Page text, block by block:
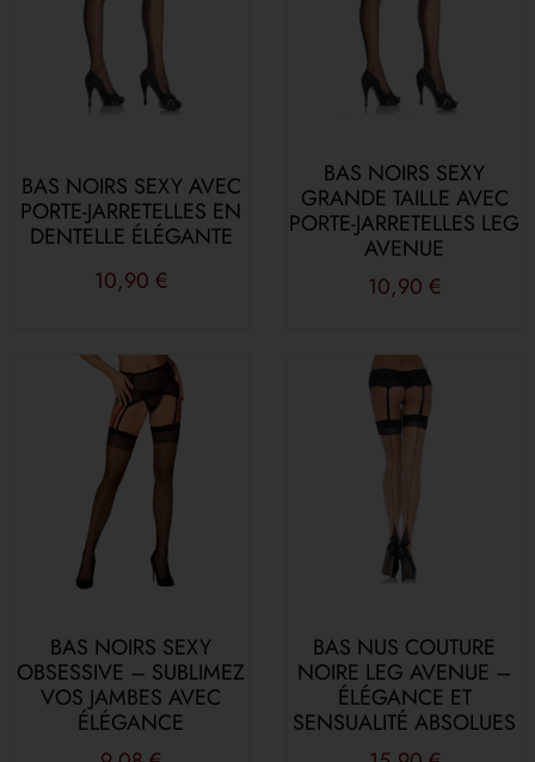
BAS NOIRS SEXY AVEC
PORTE-JARRETELLES EN
DENTELLE ÉLÉGANTE
10,90 €
BAS NOIRS SEXY
GRANDE TAILLE AVEC
PORTE-JARRETELLES LEG
AVENUE
10,90 €
BAS NOIRS SEXY
OBSESSIVE – SUBLIMEZ
VOS JAMBES AVEC
ÉLÉGANCE
BAS NUS COUTURE
NOIRE LEG AVENUE –
ÉLÉGANCE ET
SENSUALITÉ ABSOLUES